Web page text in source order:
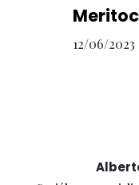
12/06/2023